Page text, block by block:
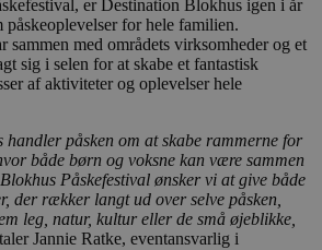
er Destination Blokhus igen i år
påskeoplevelser for hele familien.
sammen med områdets virksomheder og et
sig i selen for at skabe et fantastisk
af aktiviteter og oplevelser hele
påsken om at skabe rammerne for
både børn og voksne kan være sammen
Påskefestival ønsker vi at give både
der rækker langt ud over selve påsken,
leg, natur, kultur eller de små øjeblikke,
Jannie Ratke, eventansvarlig i